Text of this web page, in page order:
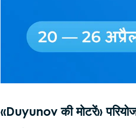
«Duyunov की मोटरें»